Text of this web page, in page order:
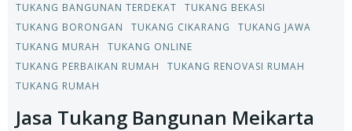
TUKANG BANGUNAN TERDEKAT
TUKANG BEKASI
TUKANG BORONGAN
TUKANG CIKARANG
TUKANG JAWA
TUKANG MURAH
TUKANG ONLINE
TUKANG PERBAIKAN RUMAH
TUKANG RENOVASI RUMAH
TUKANG RUMAH
Jasa Tukang Bangunan Meikarta